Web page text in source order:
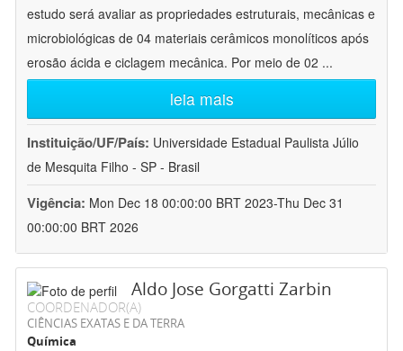
estudo será avaliar as propriedades estruturais, mecânicas e
microbiológicas de 04 materiais cerâmicos monolíticos após
erosão ácida e ciclagem mecânica. Por meio de 02 ...
leia mais
Instituição/UF/País: Universidade Estadual Paulista Júlio
de Mesquita Filho - SP - Brasil
Vigência: Mon Dec 18 00:00:00 BRT 2023-Thu Dec 31
00:00:00 BRT 2026
Aldo Jose Gorgatti Zarbin
COORDENADOR(A)
CIÊNCIAS EXATAS E DA TERRA
Química